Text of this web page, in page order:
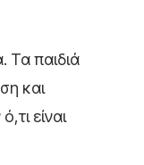
Τα παιδιά
και
είναι